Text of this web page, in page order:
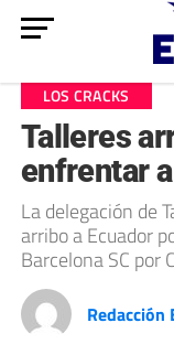
LOS CRACKS
Talleres
enfrentar
La delegación de
arribo a Ecuador
Barcelona SC por
Redacción